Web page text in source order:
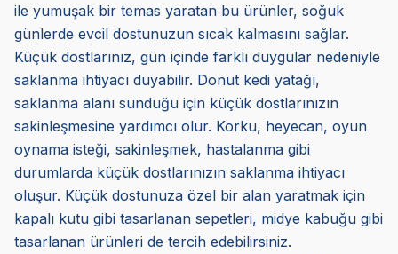
ile yumuşak bir temas yaratan bu ürünler, soğuk
günlerde evcil dostunuzun sıcak kalmasını sağlar.
Küçük dostlarınız, gün içinde farklı duygular nedeniyle
saklanma ihtiyacı duyabilir. Donut kedi yatağı,
saklanma alanı sunduğu için küçük dostlarınızın
sakinleşmesine yardımcı olur. Korku, heyecan, oyun
oynama isteği, sakinleşmek, hastalanma gibi
durumlarda küçük dostlarınızın saklanma ihtiyacı
oluşur. Küçük dostunuza özel bir alan yaratmak için
kapalı kutu gibi tasarlanan sepetleri, midye kabuğu gibi
tasarlanan ürünleri de tercih edebilirsiniz.